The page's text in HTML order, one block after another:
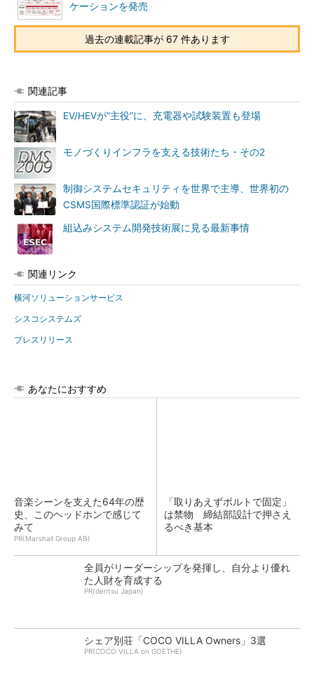
ケーションを発売
過去の連載記事が 67 件あります
関連記事
EV/HEVが“主役”に、充電器や試験装置も登場
モノづくりインフラを支える技術たち・その2
制御システムセキュリティを世界で主導、世界初の
CSMS国際標準認証が始動
組込みシステム開発技術展に見る最新事情
関連リンク
横河ソリューションサービス
シスコシステムズ
プレスリリース
あなたにおすすめ
音楽シーンを支えた64年の歴
史、このヘッドホンで感じて
みて
PR(Marshall Group AB)
「取りあえずボルトで固定」
は禁物 締結部設計で押さえ
るべき基本
全員がリーダーシップを発揮し、自分より優れ
た人財を育成する
PR(dentsu Japan)
シェア別荘「COCO VILLA Owners」3選
PR(COCO VILLA on GOETHE)